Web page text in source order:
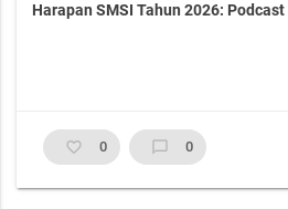
Harapan SMSI Tahun 2026:
favorite_border 0 chat_bubble_outline 0